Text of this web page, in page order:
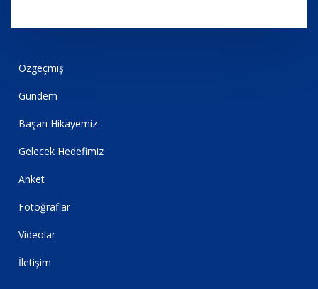
Özgeçmiş
Gündem
Başarı Hikayemiz
Gelecek Hedefimiz
Anket
Fotoğraflar
Videolar
İletişim